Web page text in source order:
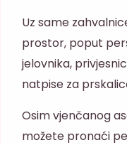
Uz same
prostor, poput
jelovnika,
natpise za
Osim vjenčanog
možete pronaći